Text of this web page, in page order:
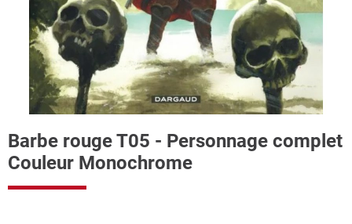
Barbe rouge T05 - Personnage complet
Couleur Monochrome